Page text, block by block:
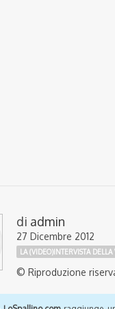
di admin
27 Dicembre 2012
LA (VIDEO)INTERVISTA DELLA
© Riproduzione